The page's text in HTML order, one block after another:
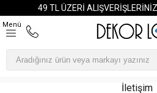
49 TL ÜZERI
Menü
İletişim